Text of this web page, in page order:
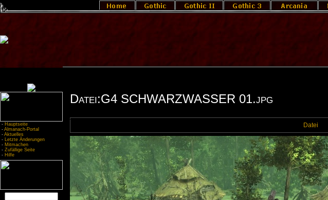
- Hauptseite
- Almanach-Portal
- Aktuelles
- Letzte Änderungen
- Mitmachen
- Zufällige Seite
- Hilfe
Datei:G4 SCHWARZWASSER 01.jpg
Datei